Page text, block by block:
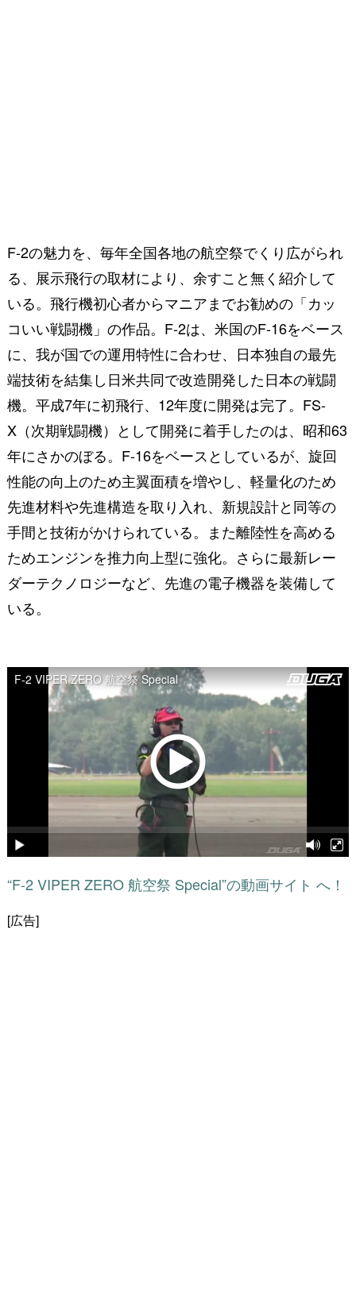
F-2の魅力を、毎年全国各地の航空祭でくり広がられ
る、展示飛行の取材により、余すこと無く紹介して
いる。飛行機初心者からマニアまでお勧めの「カッ
コいい戦闘機」の作品。F-2は、米国のF-16をベース
に、我が国での運用特性に合わせ、日本独自の最先
端技術を結集し日米共同で改造開発した日本の戦闘
機。平成7年に初飛行、12年度に開発は完了。FS-
X（次期戦闘機）として開発に着手したのは、昭和63
年にさかのぼる。F-16をベースとしているが、旋回
性能の向上のため主翼面積を増やし、軽量化のため
先進材料や先進構造を取り入れ、新規設計と同等の
手間と技術がかけられている。また離陸性を高める
ためエンジンを推力向上型に強化。さらに最新レー
ダーテクノロジーなど、先進の電子機器を装備して
いる。
“F-2 VIPER ZERO 航空祭 Special”の動画サイト へ！
[広告]